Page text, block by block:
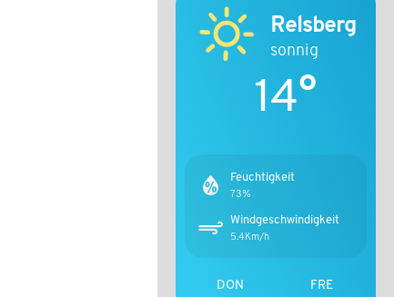
Relsberg
sonnig
14°
Feuchtigkeit
73%
Windgeschwindigkeit
5.4Km/h
DON FRE